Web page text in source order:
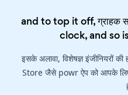
and to top it off, ग्राहक
clock, and so
इसके अलावा, विशेषज्ञ इंजीनियरों
Store जैसे powr ऐप को आपके लिए